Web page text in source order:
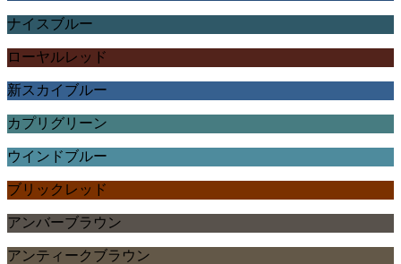
ナイスブルー
ローヤルレッド
新スカイブルー
カプリグリーン
ウインドブルー
ブリックレッド
アンバーブラウン
アンティークブラウン